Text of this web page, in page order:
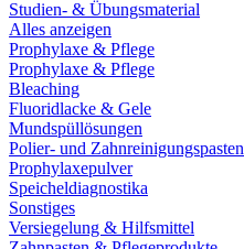
Studien- & Übungsmaterial
Alles anzeigen
Prophylaxe & Pflege
Prophylaxe & Pflege
Bleaching
Fluoridlacke & Gele
Mundspüllösungen
Polier- und Zahnreinigungspasten
Prophylaxepulver
Speicheldiagnostika
Sonstiges
Versiegelung & Hilfsmittel